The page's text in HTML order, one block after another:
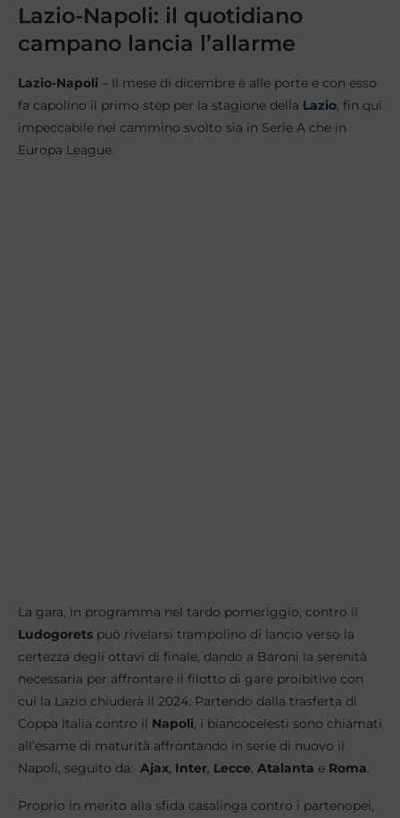
Lazio-Napoli: il quotidiano
campano lancia l’allarme
Lazio-Napoli – Il mese di dicembre è alle porte e con esso
fa capolino il primo step per la stagione della Lazio, fin qui
impeccabile nel cammino svolto sia in Serie A che in
Europa League.
La gara, in programma nel tardo pomeriggio, contro il
Ludogorets può rivelarsi trampolino di lancio verso la
certezza degli ottavi di finale, dando a Baroni la serenità
necessaria per affrontare il filotto di gare proibitive con
cui la Lazio chiuderà il 2024. Partendo dalla trasferta di
Coppa Italia contro il Napoli, i biancocelesti sono chiamati
all’esame di maturità affrontando in serie di nuovo il
Napoli, seguito da: Ajax, Inter, Lecce, Atalanta e Roma.
Proprio in merito alla sfida casalinga contro i partenopei,